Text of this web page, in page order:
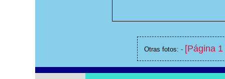
Otras fotos: - [Página 1